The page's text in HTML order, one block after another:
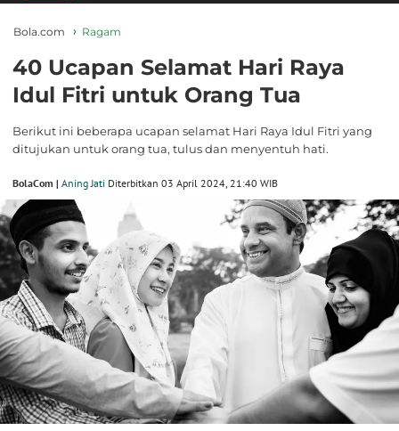
Bola.com Ragam
40 Ucapan Selamat Hari Raya
Idul Fitri untuk Orang Tua
Berikut ini beberapa ucapan selamat Hari Raya Idul Fitri yang
ditujukan untuk orang tua, tulus dan menyentuh hati.
BolaCom | Aning Jati Diterbitkan 03 April 2024, 21:40 WIB